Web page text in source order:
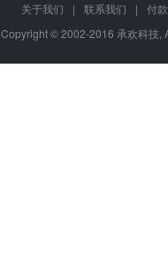
关于我们 | 联系我们 |
付
Copyright © 2002-2016 承欢科技